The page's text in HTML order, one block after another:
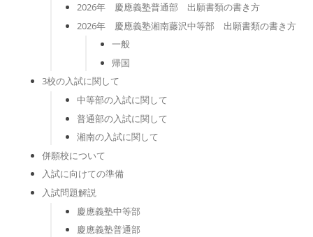
2026年 慶應義塾普通部 出願書類の書き方
2026年 慶應義塾湘南藤沢中等部 出願書類の書き方
一般
帰国
3校の入試に関して
中等部の入試に関して
普通部の入試に関して
湘南の入試に関して
併願校について
入試に向けての準備
入試問題解説
慶應義塾中等部
慶應義塾普通部